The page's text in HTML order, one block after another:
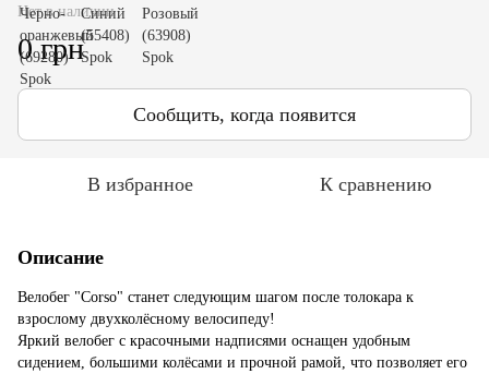
Нет в наличии
0 грн
Сообщить, когда появится
В избранное К сравнению
Описание
Велобег "Corso" станет следующим шагом после толокара к
взрослому двухколёсному велосипеду!
Яркий велобег с красочными надписями оснащен удобным
сидением, большими колёсами и прочной рамой, что позволяет его